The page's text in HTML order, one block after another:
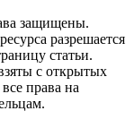
защищены.
разрешается
статьи.
с открытых
права на